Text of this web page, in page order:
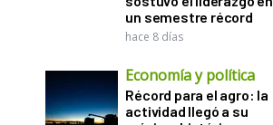
un semestre récord
hace 8 días
Economía y política
Récord para el agro: la
actividad llegó a su